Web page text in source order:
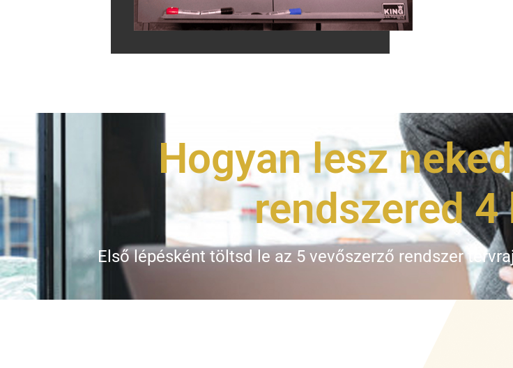
Hogyan lesz
rendszered 4
Első lépésként töltsd le az 5 vevőszerző rendszer